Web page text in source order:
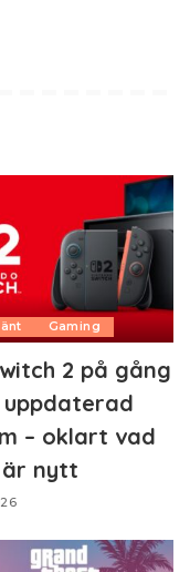
Gaming
2 på gång
uppdaterad
– oklart vad
är nytt